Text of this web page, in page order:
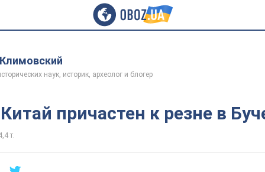
наук, историк, археолог и блогер
причастен к резне в
т.